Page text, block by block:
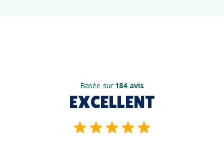
Basée sur 184 avis
EXCELLENT